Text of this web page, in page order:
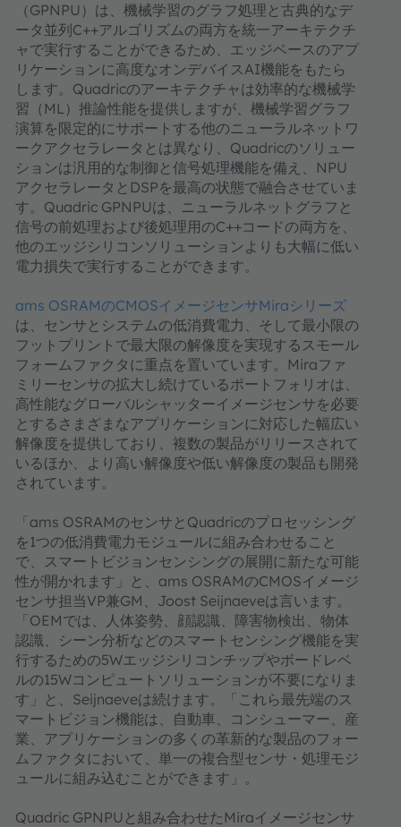
（GPNPU）は、機械学習のグラフ処理と古典的なデ
ータ並列C++アルゴリズムの両方を統一アーキテクチ
ャで実行することができるため、エッジベースのアプ
リケーションに高度なオンデバイスAI機能をもたら
します。Quadricのアーキテクチャは効率的な機械学
習（ML）推論性能を提供しますが、機械学習グラフ
演算を限定的にサポートする他のニューラルネットワ
ークアクセラレータとは異なり、Quadricのソリュー
ションは汎用的な制御と信号処理機能を備え、NPU
アクセラレータとDSPを最高の状態で融合させていま
す。Quadric GPNPUは、ニューラルネットグラフと
信号の前処理および後処理用のC++コードの両方を、
他のエッジシリコンソリューションよりも大幅に低い
電力損失で実行することができます。
ams OSRAMのCMOSイメージセンサMiraシリーズ
は、センサとシステムの低消費電力、そして最小限の
フットプリントで最大限の解像度を実現するスモール
フォームファクタに重点を置いています。Miraファ
ミリーセンサの拡大し続けているポートフォリオは、
高性能なグローバルシャッターイメージセンサを必要
とするさまざまなアプリケーションに対応した幅広い
解像度を提供しており、複数の製品がリリースされて
いるほか、より高い解像度や低い解像度の製品も開発
されています。
「ams OSRAMのセンサとQuadricのプロセッシング
を1つの低消費電力モジュールに組み合わせること
で、スマートビジョンセンシングの展開に新たな可能
性が開かれます」と、ams OSRAMのCMOSイメージ
センサ担当VP兼GM、Joost Seijnaeveは言います。
「OEMでは、人体姿勢、顔認識、障害物検出、物体
認識、シーン分析などのスマートセンシング機能を実
行するための5Wエッジシリコンチップやボードレベ
ルの15Wコンピュートソリューションが不要になりま
す」と、Seijnaeveは続けます。「これら最先端のス
マートビジョン機能は、自動車、コンシューマー、産
業、アプリケーションの多くの革新的な製品のフォー
ムファクタにおいて、単一の複合型センサ・処理モジ
ュールに組み込むことができます」。
Quadric GPNPUと組み合わせたMiraイメージセンサ